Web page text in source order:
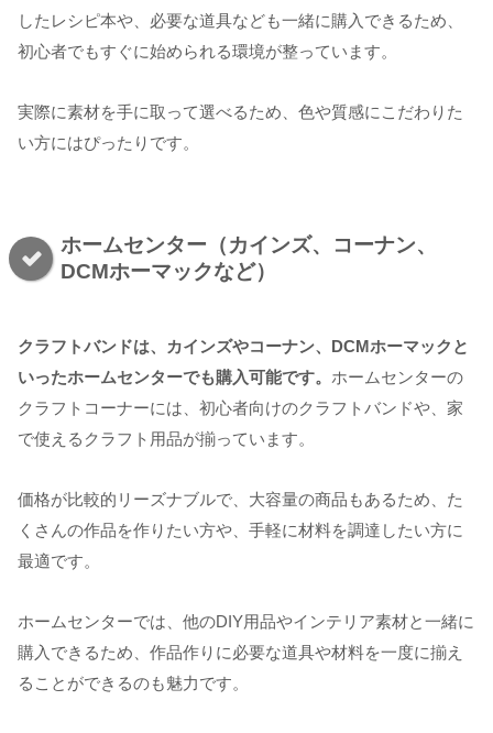
したレシピ本や、必要な道具なども一緒に購入できるため、
初心者でもすぐに始められる環境が整っています。
実際に素材を手に取って選べるため、色や質感にこだわりた
い方にはぴったりです。
ホームセンター（カインズ、コーナン、
DCMホーマックなど）
クラフトバンドは、カインズやコーナン、DCMホーマックと
いったホームセンターでも購入可能です。 ホームセンターの
クラフトコーナーには、初心者向けのクラフトバンドや、家
で使えるクラフト用品が揃っています。
価格が比較的リーズナブルで、大容量の商品もあるため、た
くさんの作品を作りたい方や、手軽に材料を調達したい方に
最適です。
ホームセンターでは、他のDIY用品やインテリア素材と一緒に
購入できるため、作品作りに必要な道具や材料を一度に揃え
ることができるのも魅力です。